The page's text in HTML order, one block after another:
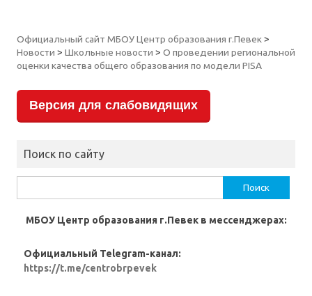
Официальный сайт МБОУ Центр образования г.Певек>
Новости > Школьные новости > О проведении региональной
оценки качества общего образования по модели PISA
Версия для слабовидящих
Поиск по сайту
МБОУ Центр образования г.Певек в мессенджерах:
Официальный Telegram-канал:
https://t.me/centrobrpevek